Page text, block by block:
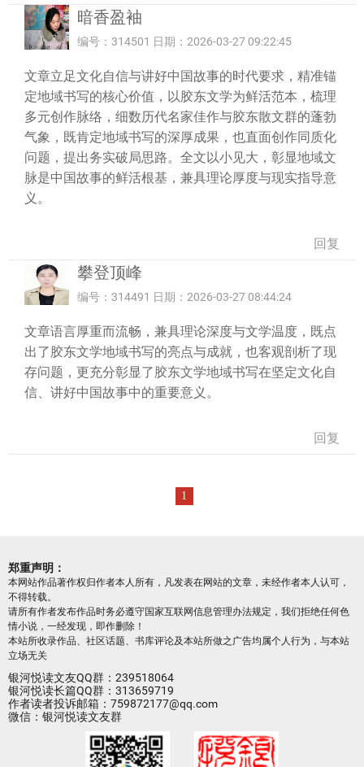
暗香盈袖
编号：314501 日期：2026-03-27 09:22:45
文章立足文化自信与讲好中国故事的时代要求，精准锚
定地域书写的核心价值，以胶东文学为鲜活范本，梳理
多元创作脉络，细数历代名家佳作与胶东散文群的蓬勃
气象，既肯定地域书写的深厚成果，也直面创作同质化
问题，提出务实破局思路。全文以小见大，彰显地域文
脉是中国故事的鲜活根基，兼具理论厚度与现实指导意
义。
回复
攀登顶峰
编号：314491 日期：2026-03-27 08:44:24
文章语言厚重而流畅，兼具理论深度与文学温度，既点
出了胶东文学地域书写的亮点与成就，也客观剖析了现
存问题，更充分彰显了胶东文学地域书写在坚定文化自
信、讲好中国故事中的重要意义。
回复
1
郑重声明：
本网站作品著作权归作者本人所有，凡发表在网站的文章，未经作者本人认可，
不得转载。
请所有作者发布作品时务必遵守国家互联网信息管理办法规定，我们拒绝任何色
情小说，一经发现，即作删除！
本站所收录作品、社区话题、书库评论及本站所做之广告均属个人行为，与本站
立场无关
银河悦读文友QQ群：239518064
银河悦读长篇QQ群：313659719
作者读者投诉邮箱：759872177@qq.com
微信：银河悦读文友群